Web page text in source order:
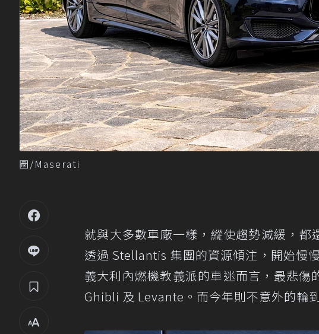
圖/Maserati
就與大多數車廠一樣，縱使趨勢減緩，都
透過 Stellantis 集團的資源傾注，開始慢
義大利內燃機教義派的車迷而言，最悲
Ghibli 及 Levante。而今年則不意外的輪